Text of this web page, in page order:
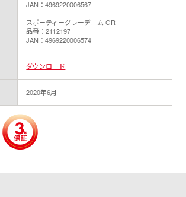
JAN：4969220006567
スポーティーグレーデニム GR
品番：2112197
JAN：4969220006574
ダウンロード
2020年6月